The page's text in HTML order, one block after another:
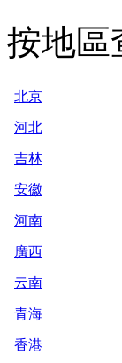
按地區
北京
河北
吉林
安徽
河南
廣西
云南
青海
香港